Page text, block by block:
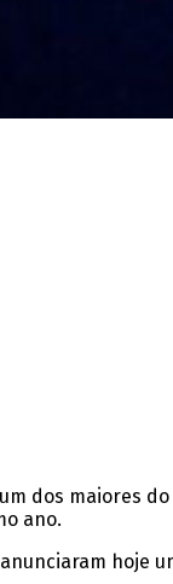
dos maiores
ano.
anunciaram